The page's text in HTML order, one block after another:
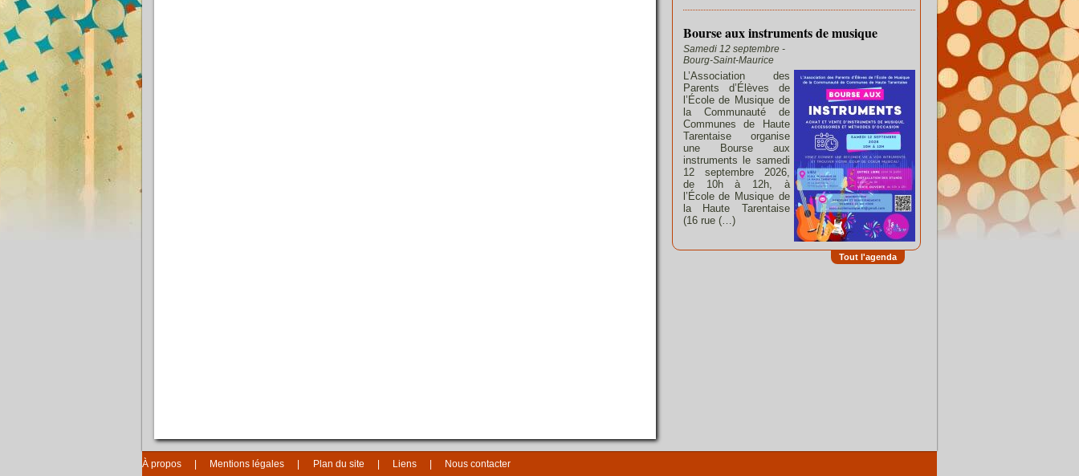
Bourse aux instruments de musique
Samedi 12 septembre -
Bourg-Saint-Maurice
L’Association des
Parents d’Élèves de
l’École de Musique de
la Communauté de
Communes de Haute
Tarentaise organise
une Bourse aux
instruments le samedi
12 septembre 2026,
de 10h à 12h, à
l’École de Musique de
la Haute Tarentaise
(16 rue (…)
Tout l'agenda
À propos Mentions légales Plan du site Liens Nous contacter